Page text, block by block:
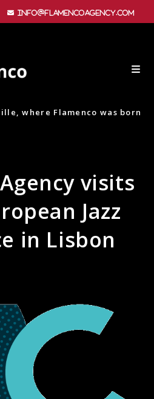
info@flamencoagency.com
where Flamenco was born
visits
Jazz
in Lisbon